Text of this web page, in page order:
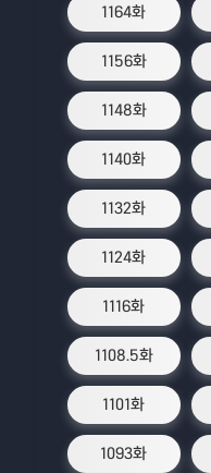
1164화
1156화
1148화
1140화
1132화
1124화
1116화
1108.5화
1101화
1093화